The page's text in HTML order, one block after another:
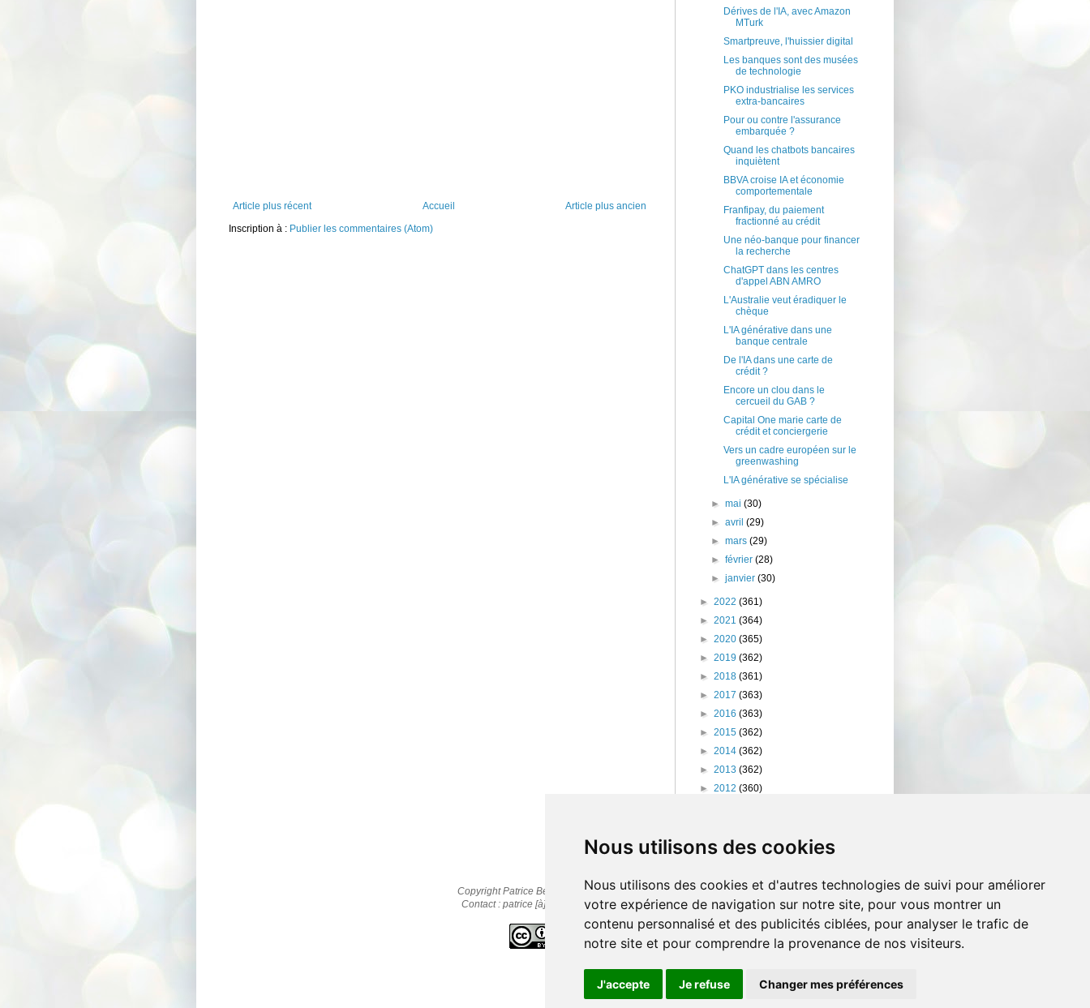
Nous utilisons des cookies
Nous utilisons des cookies et d'autres technologies de suivi pour améliorer
votre expérience de navigation sur notre site, pour vous montrer un
contenu personnalisé et des publicités ciblées, pour analyser le trafic de
notre site et pour comprendre la provenance de nos visiteurs.
J'accepte Je refuse Changer mes préférences
Article plus récent Article plus ancien
Accueil
Inscription à : Publier les commentaires (Atom)
Dérives de l'IA, avec Amazon
MTurk
Smartpreuve, l'huissier digital
Les banques sont des musées
de technologie
PKO industrialise les services
extra-bancaires
Pour ou contre l'assurance
embarquée ?
Quand les chatbots bancaires
inquiètent
BBVA croise IA et économie
comportementale
Franfipay, du paiement
fractionné au crédit
Une néo-banque pour financer
la recherche
ChatGPT dans les centres
d'appel ABN AMRO
L'Australie veut éradiquer le
chèque
L'IA générative dans une
banque centrale
De l'IA dans une carte de
crédit ?
Encore un clou dans le
cercueil du GAB ?
Capital One marie carte de
crédit et conciergerie
Vers un cadre européen sur le
greenwashing
L'IA générative se spécialise
►mai(30)
►avril(29)
►mars(29)
►février(28)
►janvier(30)
► 2022 (361)
► 2021 (364)
► 2020 (365)
► 2019 (362)
► 2018 (361)
► 2017 (363)
► 2016 (363)
► 2015 (362)
► 2014 (362)
► 2013 (362)
► 2012 (360)
Copyright Patrice Bernard © 2010-2025
Contact : patrice [à] cestpasmonidee.fr